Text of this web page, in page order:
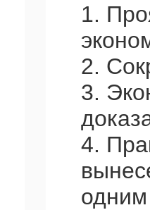
1.
2.
3.
4.